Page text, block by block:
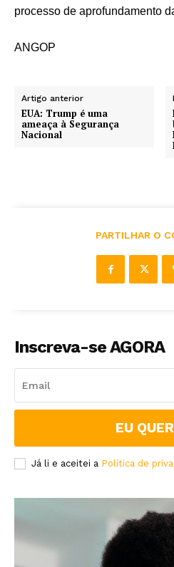
processo de aprofundamento
ANGOP
Artigo anterior
EUA: Trump é uma
ameaça à Segurança
Nacional
PARTILHAR O
Inscreva-se AGORA
EU
Já li e aceitei a Política de